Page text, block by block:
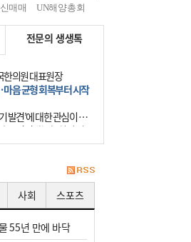
매매 UN해양총회
전문의 생생톡
한의원 대표원장
마음 균형 회복부터 시작
발견’에 대한 관심이 커
그 이면에는 놓치기 쉬
나 있다. 바로 성급한 치
사회 스포츠
55년 만에 바닥